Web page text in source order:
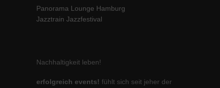
Panorama Lounge Hamburg
Jazztrain Jazzfestival
Nachhaltigkeit leben!
erfolgreich events! fühlt sich seit jeher der